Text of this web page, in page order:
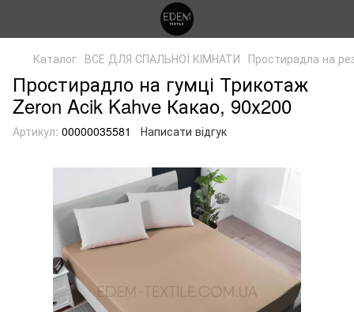
Каталог ВСЕ ДЛЯ СПАЛЬНОЇ КІМНАТИ Простирадла на
Простирадло на гумці Трикотаж
Zeron Acik Kahve Какао, 90х200
Артикул: 00000035581 Написати відгук